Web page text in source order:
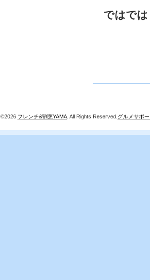
ではでは
©2026 フレンチ&割烹YAMA . All Rights Reserved. グルメサポ